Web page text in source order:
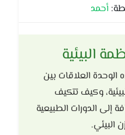
أحمد
البيئية
العلاقات بين
وكيف تتكيف
إلى الدورات الطبيعية
البيئي.